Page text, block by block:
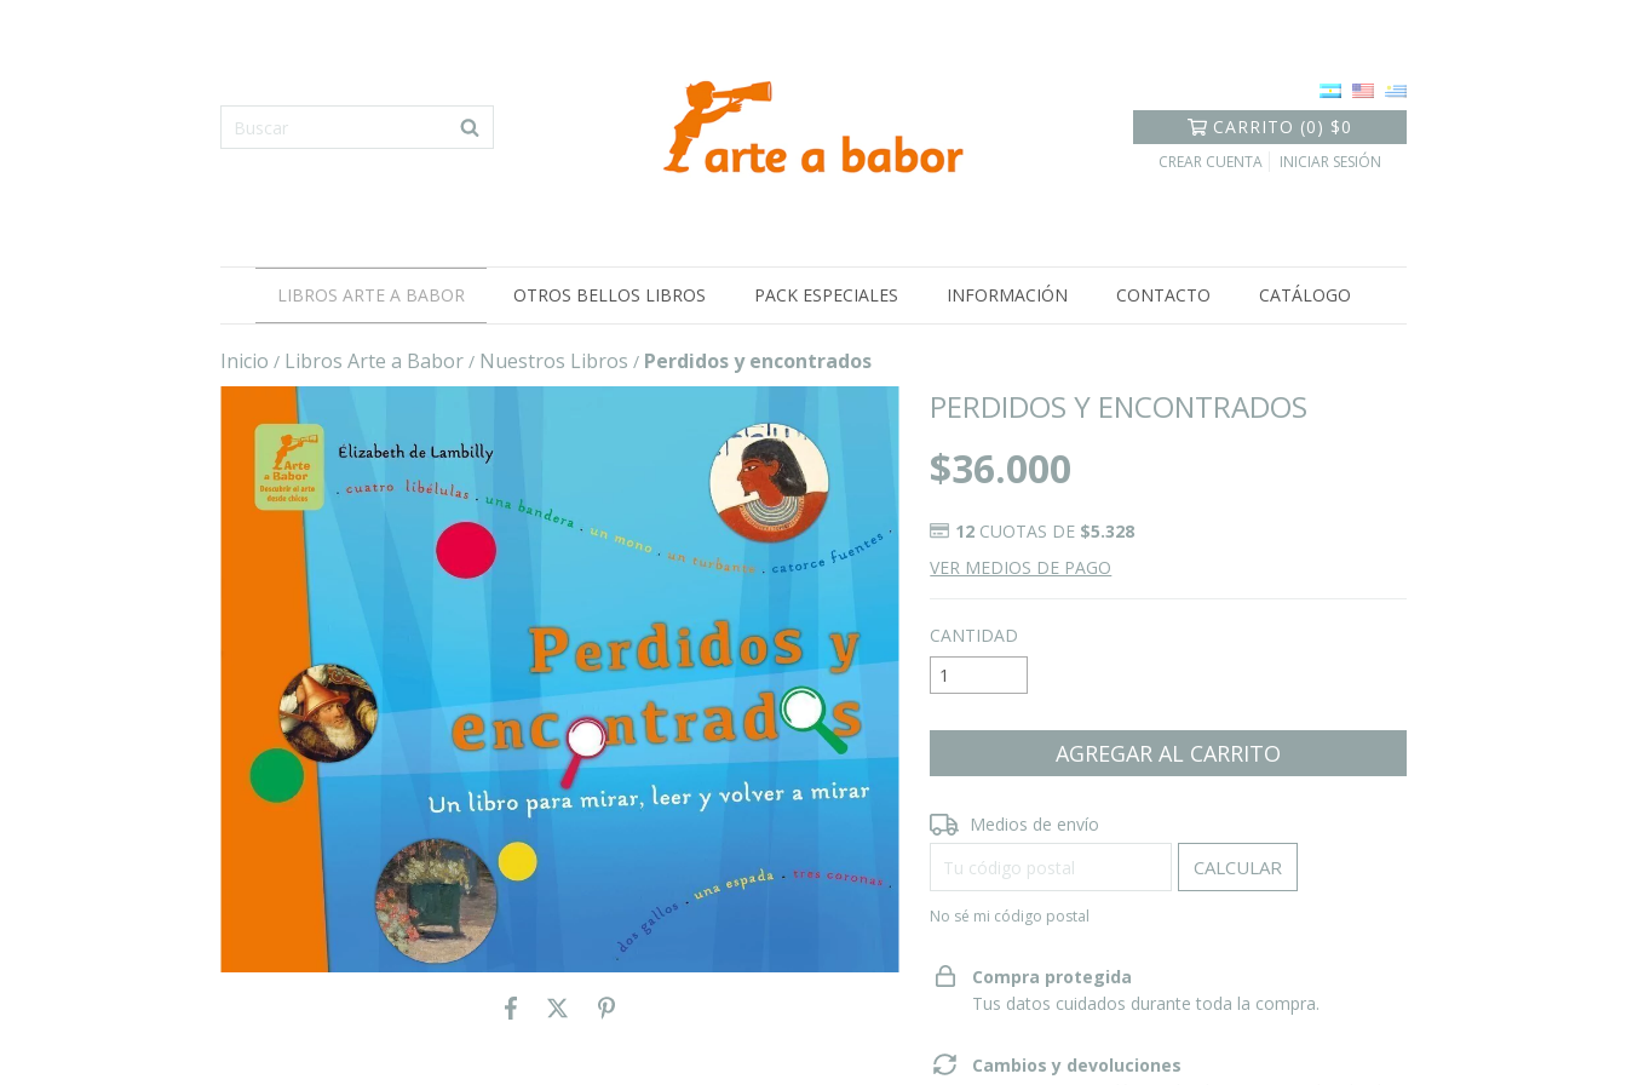
CARRITO (0) $0
CREAR CUENTA INICIAR SESIÓN
LIBROS ARTE A BABOR OTROS BELLOS LIBROS PACK ESPECIALES INFORMACIÓN CONTACTO CATÁLOGO
Inicio / Libros Arte a Babor / Nuestros Libros / Perdidos y encontrados
PERDIDOS Y ENCONTRADOS
$36.000
12 CUOTAS DE $5.328
VER MEDIOS DE PAGO
CANTIDAD
Entregas para el CP:
Medios de envío
CALCULAR
No sé mi código postal
Compra protegida
Tus datos cuidados durante toda la compra.
Cambios y devoluciones